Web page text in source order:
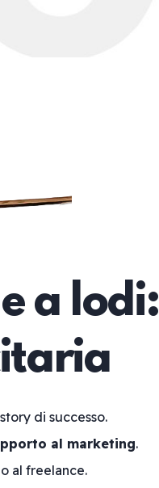
a lodi:
di successo.
al marketing.
al freelance.